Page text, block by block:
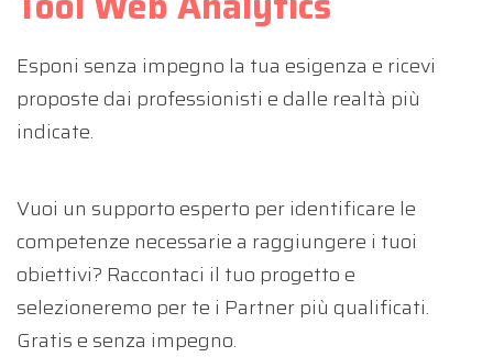
Esponi senza impegno la tua esigenza e ricevi
proposte dai professionisti e dalle realtà più
indicate.
Vuoi un supporto esperto per identificare le
competenze necessarie a raggiungere i tuoi
obiettivi? Raccontaci il tuo progetto e
selezioneremo per te i Partner più qualificati.
Gratis e senza impegno.